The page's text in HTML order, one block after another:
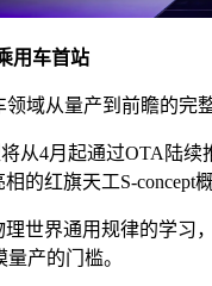
用车首站
域从量产到前瞻的完整
从4月起通过OTA陆
红旗天工S-concept
世界通用规律的学习
产的门槛。